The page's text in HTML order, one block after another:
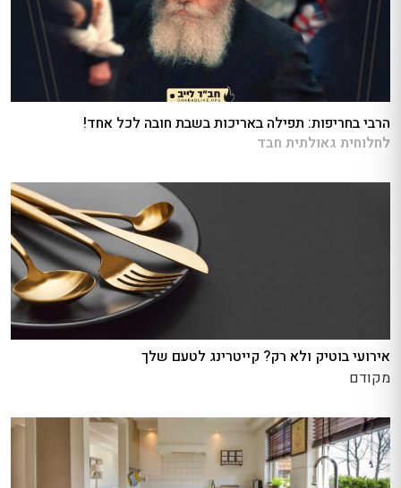
הרבי בחריפות: תפילה באריכות בשבת חובה לכל אחד!
לחלוחית גאולתית חבד
אירועי בוטיק ולא רק? קייטרינג לטעם שלך
מקודם